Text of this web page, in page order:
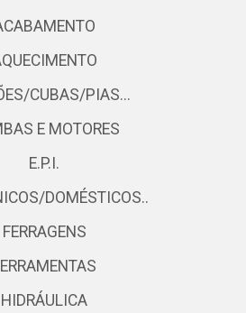
CUBAS/PIAS...
E MOTORES
E.P.I.
DOMÉSTICOS..
FERRAGENS
HIDRÁULICA